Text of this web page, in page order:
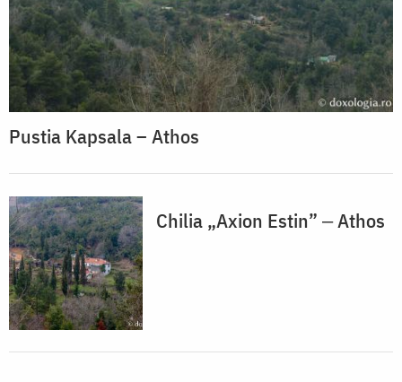
Pustia Kapsala – Athos
Chilia „Axion Estin” ‒ Athos